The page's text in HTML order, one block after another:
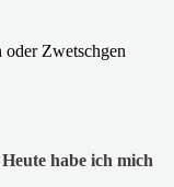
habe ich mich